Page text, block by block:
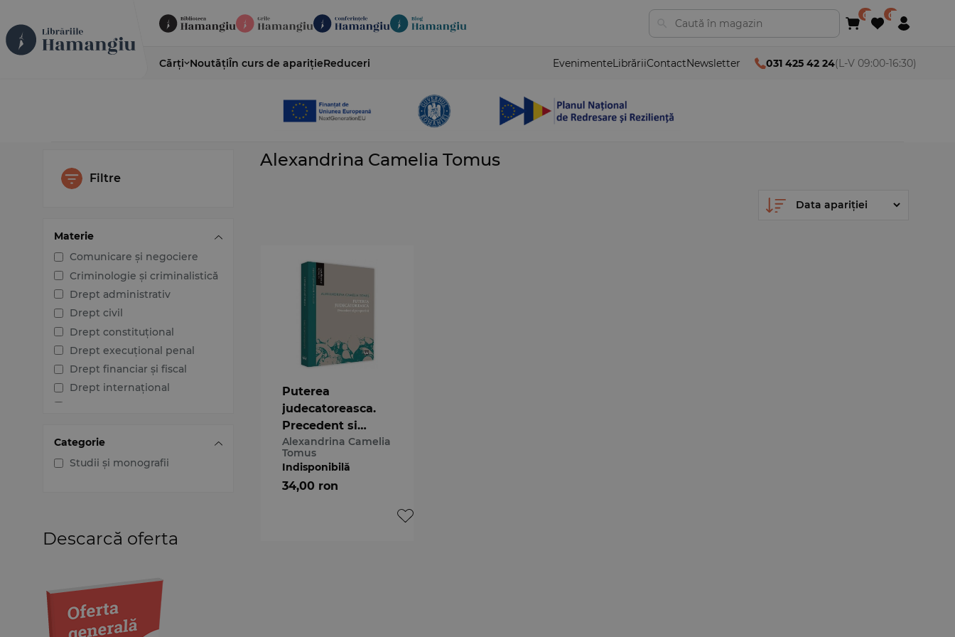
Cărți NoutățiÎn curs de aparițieReduceri EvenimenteLibrăriiContactNewsletter 031 425 42 24(L-V 09:00-16:30)
Filtre
Materie
Comunicare și negociere
Criminologie și criminalistică
Drept administrativ
Drept civil
Drept constituțional
Drept execuțional penal
Drept financiar și fiscal
Drept internațional
Drept procesual penal
Dreptul afacerilor
sociale
intelectuale
Dreptul Uniunii Europene
Jurisprudența instanțelor
Categorie
Studii și monografii
Descarcă oferta
Alexandrina Camelia Tomus
Puterea
judecatoreasca.
Precedent si
perspectiva
Alexandrina Camelia
Tomus
Indisponibilă
34,00 ron